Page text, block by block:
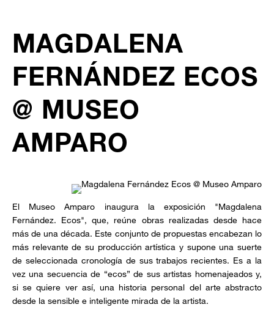
MAGDALENA
FERNÁNDEZ ECOS
@ MUSEO
AMPARO
El Museo Amparo inaugura la exposición "Magdalena
Fernández. Ecos", que, reúne obras realizadas desde hace
más de una década. Este conjunto de propuestas encabezan lo
más relevante de su producción artística y supone una suerte
de seleccionada cronología de sus trabajos recientes. Es a la
vez una secuencia de “ecos” de sus artistas homenajeados y,
si se quiere ver así, una historia personal del arte abstracto
desde la sensible e inteligente mirada de la artista.